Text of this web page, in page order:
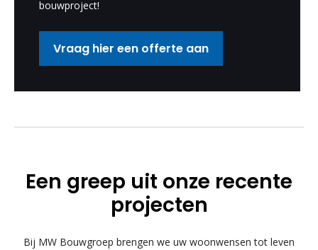
bouwproject!
Vraag hier een offerte aan
Een greep uit onze recente
projecten
Bij MW Bouwgroep brengen we uw woonwensen tot leven